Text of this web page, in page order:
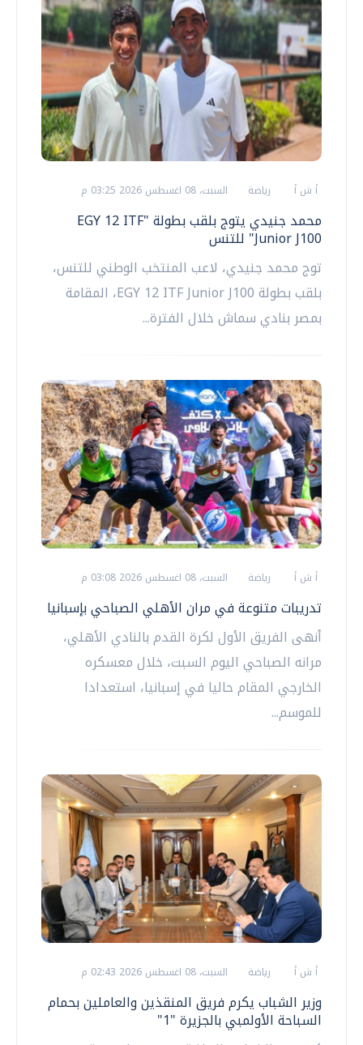
أ ش أ رياضة السبت، 08 اغسطس 2026 03:25 م
محمد جنيدي يتوج بلقب بطولة "EGY 12 ITF
Junior J100" للتنس
توج محمد جنيدي، لاعب المنتخب الوطني للتنس،
بلقب بطولة EGY 12 ITF Junior J100، المقامة
بمصر بنادي سماش خلال الفترة...
أ ش أ رياضة السبت، 08 اغسطس 2026 03:08 م
تدريبات متنوعة في مران الأهلي الصباحي بإسبانيا
أنهى الفريق الأول لكرة القدم بالنادي الأهلي،
مرانه الصباحي اليوم السبت، خلال معسكره
الخارجي المقام حاليا في إسبانيا، استعدادا
للموسم...
أ ش أ رياضة السبت، 08 اغسطس 2026 02:43 م
وزير الشباب يكرم فريق المنقذين والعاملين بحمام
السباحة الأولمبي بالجزيرة "1"